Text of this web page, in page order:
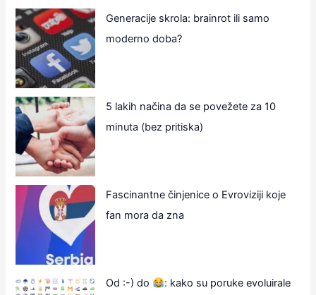
Generacije skrola: brainrot ili samo
moderno doba?
5 lakih načina da se povežete za 10
minuta (bez pritiska)
Fascinantne činjenice o Evroviziji koje
fan mora da zna
Od :-) do : kako su poruke evoluirale